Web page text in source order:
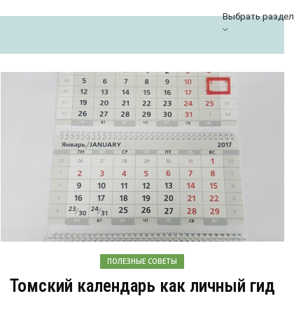
Выбрать раздел
ПОЛЕЗНЫЕ СОВЕТЫ
Томский календарь как личный гид